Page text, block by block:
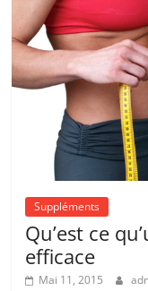
Suppléments
Qu’est ce
efficace
Mai 11, 2015